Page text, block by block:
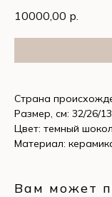
10000,00 р.
Страна
Размер, см: 32/26/13
Цвет: темный
Материал:
Вам может